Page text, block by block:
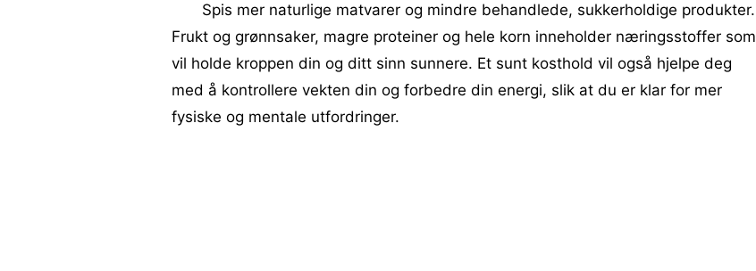
Spis mer naturlige matvarer og mindre behandlede, sukkerholdige produkter.
Frukt og grønnsaker, magre proteiner og hele korn inneholder næringsstoffer som
vil holde kroppen din og ditt sinn sunnere. Et sunt kosthold vil også hjelpe deg
med å kontrollere vekten din og forbedre din energi, slik at du er klar for mer
fysiske og mentale utfordringer.